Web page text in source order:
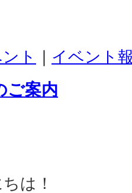
ト イベント
ご案内
は！